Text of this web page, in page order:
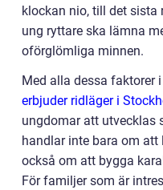
klockan nio, till det sista
ung ryttare ska lämna
oförglömliga minnen.
Med alla dessa faktorer
erbjuder ridläger i
ungdomar att utvecklas
handlar inte bara om
också om att bygga
För familjer som är